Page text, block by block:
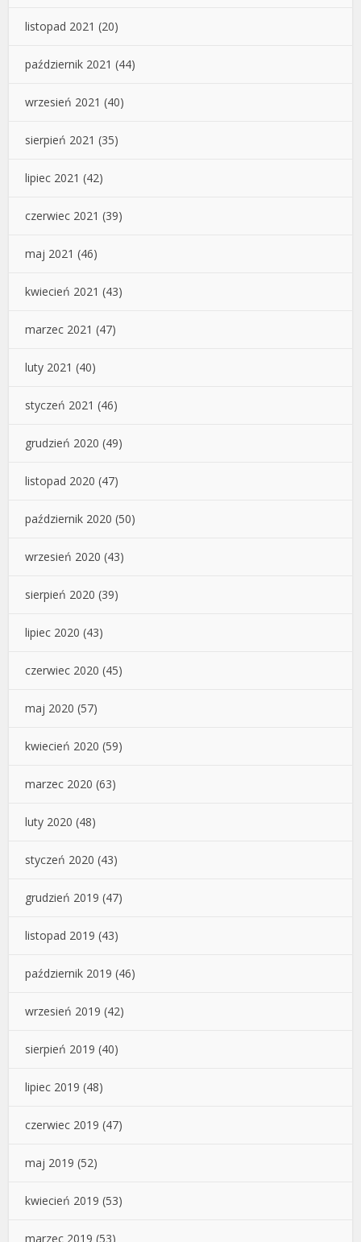
listopad 2021 (20)
październik 2021 (44)
wrzesień 2021 (40)
sierpień 2021 (35)
lipiec 2021 (42)
czerwiec 2021 (39)
maj 2021 (46)
kwiecień 2021 (43)
marzec 2021 (47)
luty 2021 (40)
styczeń 2021 (46)
grudzień 2020 (49)
listopad 2020 (47)
październik 2020 (50)
wrzesień 2020 (43)
sierpień 2020 (39)
lipiec 2020 (43)
czerwiec 2020 (45)
maj 2020 (57)
kwiecień 2020 (59)
marzec 2020 (63)
luty 2020 (48)
styczeń 2020 (43)
grudzień 2019 (47)
listopad 2019 (43)
październik 2019 (46)
wrzesień 2019 (42)
sierpień 2019 (40)
lipiec 2019 (48)
czerwiec 2019 (47)
maj 2019 (52)
kwiecień 2019 (53)
marzec 2019 (53)